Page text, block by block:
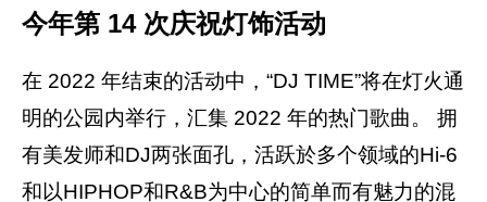
今年第 14 次庆祝灯饰活动
在 2022 年结束的活动中，“DJ TIME”将在灯火通
明的公园内举行，汇集 2022 年的热门歌曲。 拥
有美发师和DJ两张面孔，活跃於多个领域的Hi-6
和以HIPHOP和R&B为中心的简单而有魅力的混